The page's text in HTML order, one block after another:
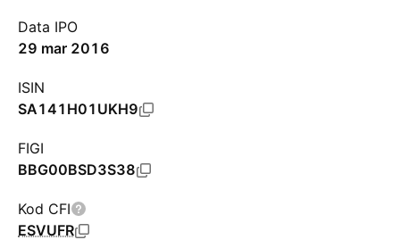
Data IPO
29 mar 2016
ISIN
SA141H01UKH9
FIGI
BBG00BSD3S38
Kod CFI
ESVUFR